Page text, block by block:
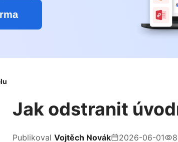
Jak odstranit
Publikoval Vojtěch Novák 2026-06-01